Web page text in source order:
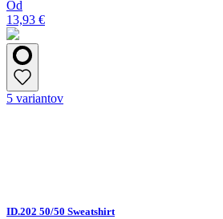
Od
13,93 €
5 variantov
ID.202 50/50 Sweatshirt